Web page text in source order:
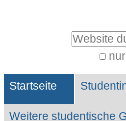
Website durchsuchen
Suche…
Sektionen
Startseite
Weitere studentische